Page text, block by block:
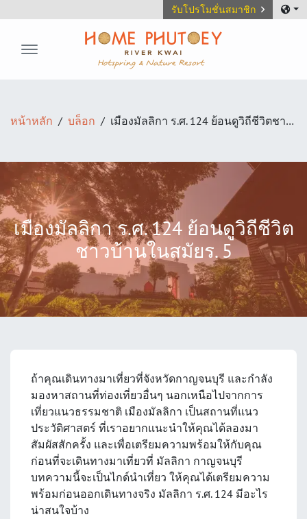
รับโปรโมชั่นสมาชิก
หน้าหลัก บล็อก เมืองมัลลิกา ร.ศ. 124 ย้อนดูวิถีชีวิตชาวบ้านในสมัยร. 5
เมืองมัลลิกา ร.ศ. 124 ย้อนดูวิถีชีวิต
ชาวบ้านในสมัยร. 5
ถ้าคุณเดินทางมาเที่ยวที่จังหวัดกาญจนบุรี และกำลัง
มองหาสถานที่ท่องเที่ยวอื่นๆ นอกเหนือไปจากการ
เที่ยวแนวธรรมชาติ เมืองมัลลิกา เป็นสถานที่แนว
ประวัติศาสตร์ ที่เราอยากแนะนำให้คุณได้ลองมา
สัมผัสสักครั้ง และเพื่อเตรียมความพร้อมให้กับคุณ
ก่อนที่จะเดินทางมาเที่ยวที่ มัลลิกา กาญจนบุรี
บทความนี้จะเป็นไกด์นำเที่ยว ให้คุณได้เตรียมความ
พร้อมก่อนออกเดินทางจริง มัลลิกา ร.ศ. 124 มีอะไร
น่าสนใจบ้าง